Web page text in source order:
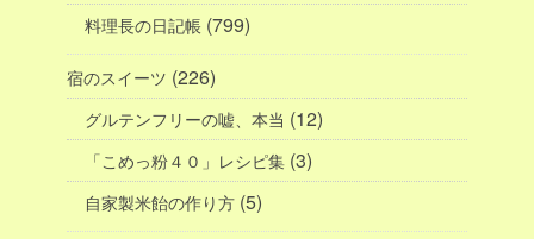
料理長の日記帳 (799)
宿のスイーツ (226)
グルテンフリーの嘘、本当 (12)
「こめっ粉４０」レシピ集 (3)
自家製米飴の作り方 (5)